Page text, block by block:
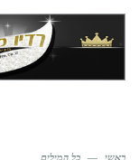
ראשי — כל המילים